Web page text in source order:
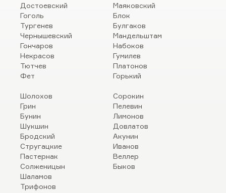
Достоевский
Гоголь
Тургенев
Чернышевский
Гончаров
Некрасов
Тютчев
Фет
Маяковский
Блок
Булгаков
Мандельштам
Набоков
Гумилев
Платонов
Горький
Шолохов
Грин
Бунин
Шукшин
Бродский
Стругацкие
Пастернак
Солженицын
Шаламов
Трифонов
Сорокин
Пелевин
Лимонов
Довлатов
Акунин
Иванов
Веллер
Быков